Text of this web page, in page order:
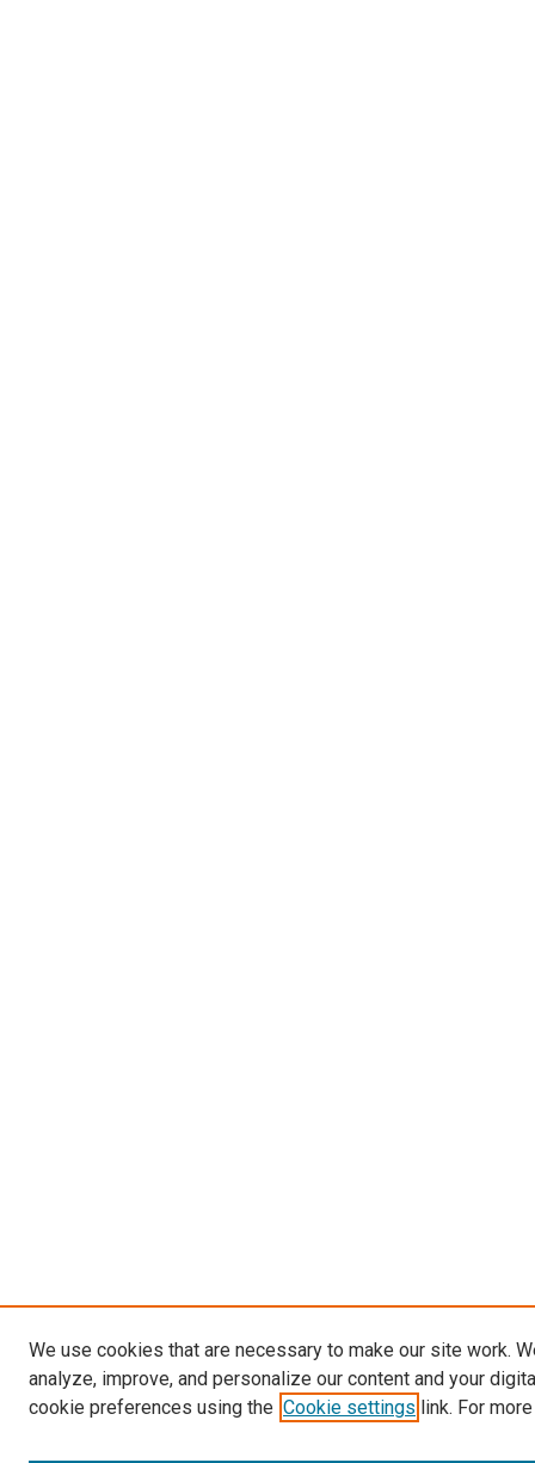
We use cookies that are necessary to make our site work.
analyze, improve, and personalize our content and your
cookie preferences using the Cookie settings link. For